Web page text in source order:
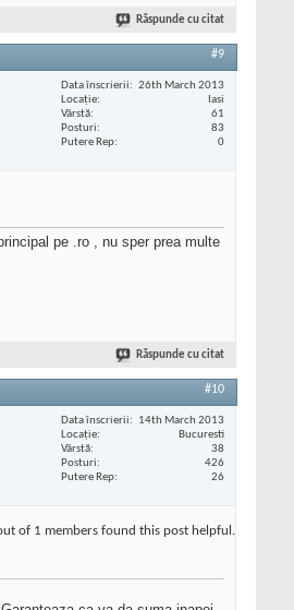
Răspunde cu citat
#9
Data înscrierii
26th March 2013
Locaţie
Iasi
Vârstă
61
Posturi
83
Putere Rep
0
pe .ro , nu sper prea multe
Răspunde cu citat
#10
Data înscrierii
14th March 2013
Locaţie
Bucuresti
Vârstă
38
Posturi
426
Putere Rep
26
of 1 members found this post helpful.